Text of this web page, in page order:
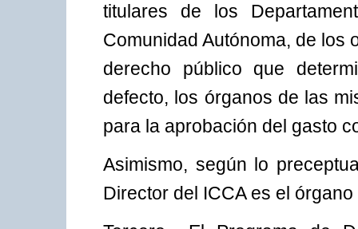
titulares de los
Comunidad Autónoma, de los
derecho público que
defecto, los órganos de las
para la aprobación del gasto
Asimismo, según lo
Director del ICCA es el